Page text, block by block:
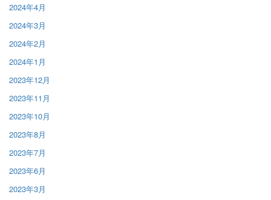
2024年4月
2024年3月
2024年2月
2024年1月
2023年12月
2023年11月
2023年10月
2023年8月
2023年7月
2023年6月
2023年3月